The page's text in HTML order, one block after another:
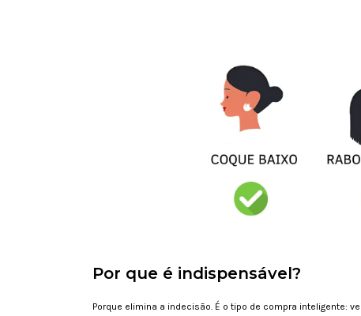
Por que é indispensável?
Porque elimina a indecisão. É o tipo de compra inteligente: